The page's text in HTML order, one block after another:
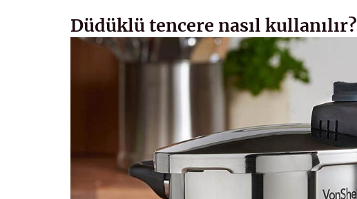
Düdüklü tencere nasıl kullanılır?